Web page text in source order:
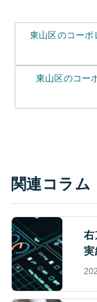
東山区のコー
東山区のコー
関連コラム
右
実